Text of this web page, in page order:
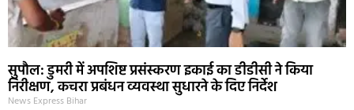
सुपौल: डुमरी में अपशिष्ट प्रसंस्करण इकाई का डीडीसी ने किया
निरीक्षण, कचरा प्रबंधन व्यवस्था सुधारने के दिए निर्देश
News Express Bihar